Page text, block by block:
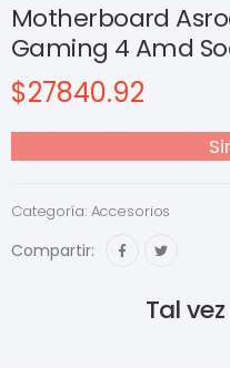
Motherboard
Gaming 4 Amd
$27840.92
Categoría: Accesorios
Compartir:
Tal